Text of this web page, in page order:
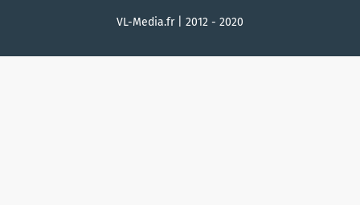
VL-Media.fr | 2012 - 2020